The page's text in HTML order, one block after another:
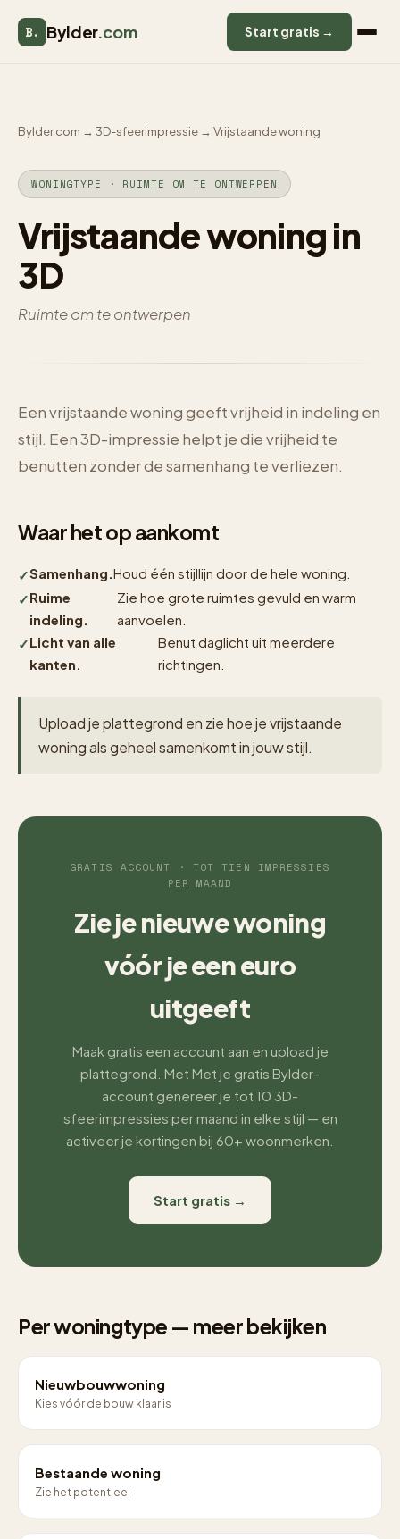
B. Bylder.com Start gratis →
Bylder.com → 3D-sfeerimpressie → Vrijstaande woning
WONINGTYPE · RUIMTE OM TE ONTWERPEN
Vrijstaande woning in
3D
Ruimte om te ontwerpen
Een vrijstaande woning geeft vrijheid in indeling en
stijl. Een 3D-impressie helpt je die vrijheid te
benutten zonder de samenhang te verliezen.
Waar het op aankomt
Samenhang.Houd één stijllijn door de hele woning.
Ruime
indeling.
Zie hoe grote ruimtes gevuld en warm
aanvoelen.
Licht van alle
kanten.
Benut daglicht uit meerdere
richtingen.
Upload je plattegrond en zie hoe je vrijstaande
woning als geheel samenkomt in jouw stijl.
GRATIS ACCOUNT · TOT TIEN IMPRESSIES
PER MAAND
Zie je nieuwe woning
vóór je een euro
uitgeeft
Maak gratis een account aan en upload je
plattegrond. Met Met je gratis Bylder-
account genereer je tot 10 3D-
sfeerimpressies per maand in elke stijl — en
activeer je kortingen bij 60+ woonmerken.
Start gratis →
Per woningtype — meer bekijken
Nieuwbouwwoning
Kies vóór de bouw klaar is
Bestaande woning
Zie het potentieel